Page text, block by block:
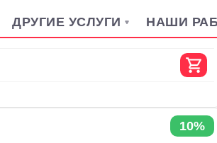
ДРУГИЕ УСЛУГИ НАШИ
10%